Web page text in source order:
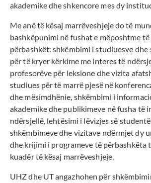
akademike dhe shkencore mes dy
Me anë të kësaj marrëveshjeje do të
bashkëpunimi në fushat e mëposhtme
përbashkët: shkëmbimi i studiuesve dhe
për të kryer kërkime me interes të
profesorëve për leksione dhe vizita
studiues për të marrë pjesë në
dhe mësimdhënie, shkëmbimi i
akademike dhe publikimeve në fusha të
ndërsjellë, lehtësimi i lëvizjes së
shkëmbimeve dhe vizitave ndërmjet dy
dhe krijimi i programeve të përbashkëta
kuadër të kësaj marrëveshjeje,
UHZ dhe UT angazhohen për